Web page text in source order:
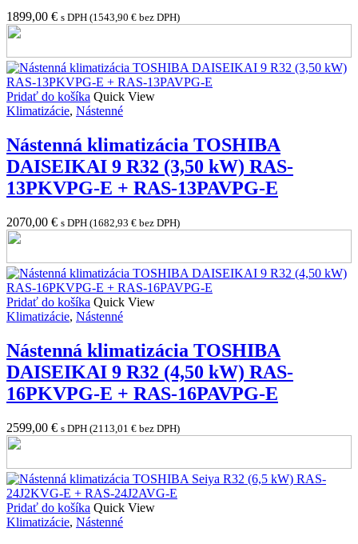
1899,00 € s DPH (1543,90 € bez DPH)
Pridať do košíka Quick View
Klimatizácie, Nástenné
Nástenná klimatizácia TOSHIBA
DAISEIKAI 9 R32 (3,50 kW) RAS-
13PKVPG-E + RAS-13PAVPG-E
2070,00 € s DPH (1682,93 € bez DPH)
Pridať do košíka Quick View
Klimatizácie, Nástenné
Nástenná klimatizácia TOSHIBA
DAISEIKAI 9 R32 (4,50 kW) RAS-
16PKVPG-E + RAS-16PAVPG-E
2599,00 € s DPH (2113,01 € bez DPH)
Pridať do košíka Quick View
Klimatizácie, Nástenné